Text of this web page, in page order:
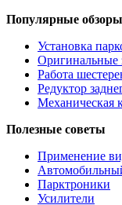
Популярные обзоры
Установка
Оригинальные
Работа
Редуктор
Механическая
Полезные советы
Применение
Парктроники
Усилители